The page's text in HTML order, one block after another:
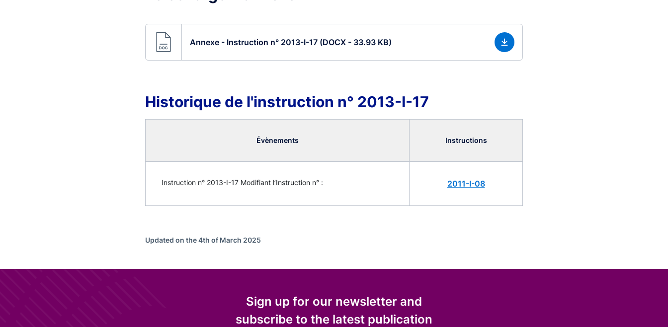
Annexe - Instruction n° 2013-I-17 (DOCX - 33.93 KB)
Historique de l'instruction n° 2013-I-17
Évènements Instructions
Instruction n° 2013-I-17 Modifiant l’Instruction n° : 2011-I-08
Updated on the 4th of March 2025
Sign up for our newsletter and
subscribe to the latest publication